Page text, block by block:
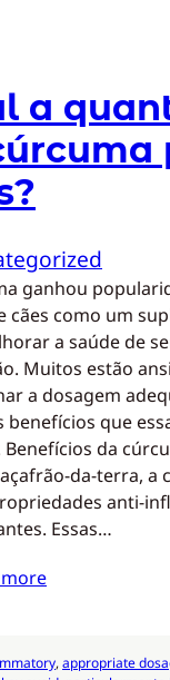
a
ganhou
cães como um
a saúde de
Muitos estão
a dosagem
benefícios que
Benefícios da
da-terra, a
anti-
Essas…
, appropriate